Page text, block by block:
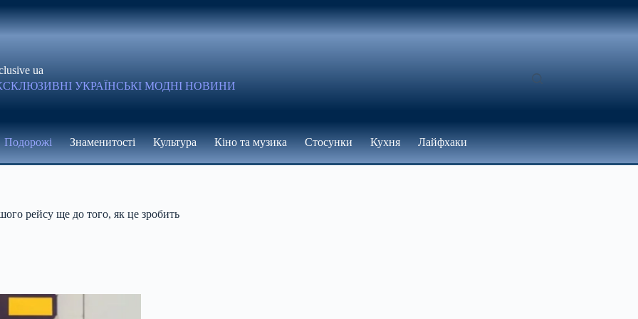
ua
УКРАЇНСЬКІ МОДНІ НОВИНИ
Подорожі Знаменитості Культура Кіно та музика Стосунки Кухня Лайфхаки
рейсу ще до того, як це зробить